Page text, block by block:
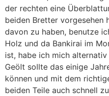
der rechten eine
beiden Bretter vorgesehen
davon zu haben, benutze
Holz und da Bankirai im
ist, habe ich mich
Geölt sollte das einige
können und mit dem
beiden Teile auch schnell